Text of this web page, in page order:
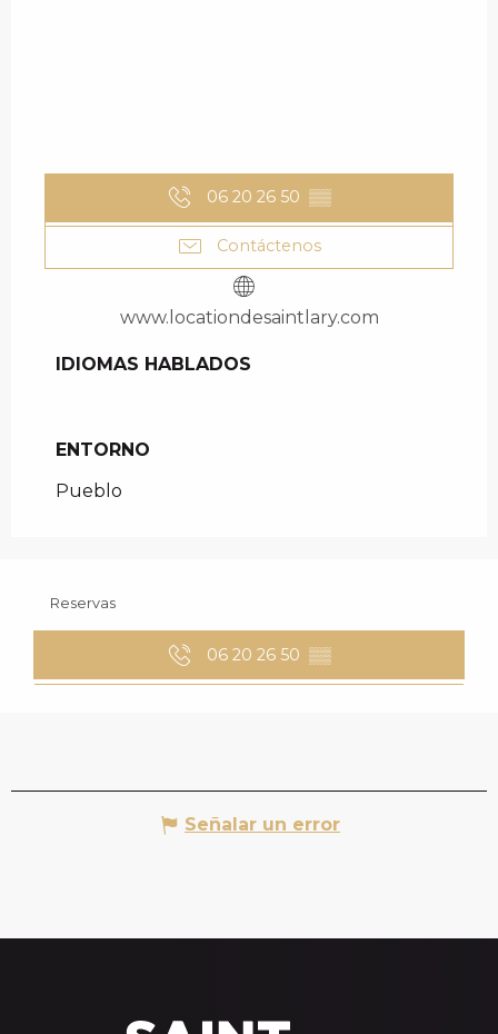
06 20 26 50 ▒▒
Contáctenos
www.locationdesaintlary.com
IDIOMAS HABLADOS
IDIOMAS HABLADOS
ENTORNO
ENTORNO
Pueblo
Reservas
06 20 26 50 ▒▒
Señalar un error